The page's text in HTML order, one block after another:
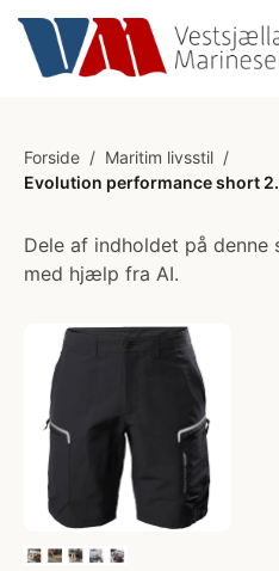
Forside / Maritim livsstil /
Evolution performance short
Dele af indholdet på
med hjælp fra AI.